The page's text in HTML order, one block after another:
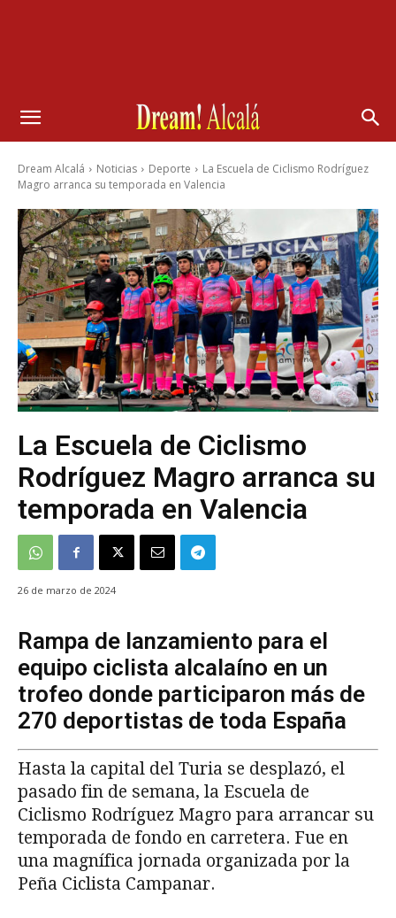
Dream Alcalá Noticias Deporte
La Escuela de Ciclismo Rodríguez
Magro arranca su temporada en Valencia
La Escuela de Ciclismo
Rodríguez Magro arranca su
temporada en Valencia
26 de marzo de 2024
Rampa de lanzamiento para el
equipo ciclista alcalaíno en un
trofeo donde participaron más de
270 deportistas de toda España
Hasta la capital del Turia se desplazó, el
pasado fin de semana, la Escuela de
Ciclismo Rodríguez Magro para arrancar su
temporada de fondo en carretera. Fue en
una magnífica jornada organizada por la
Peña Ciclista Campanar.